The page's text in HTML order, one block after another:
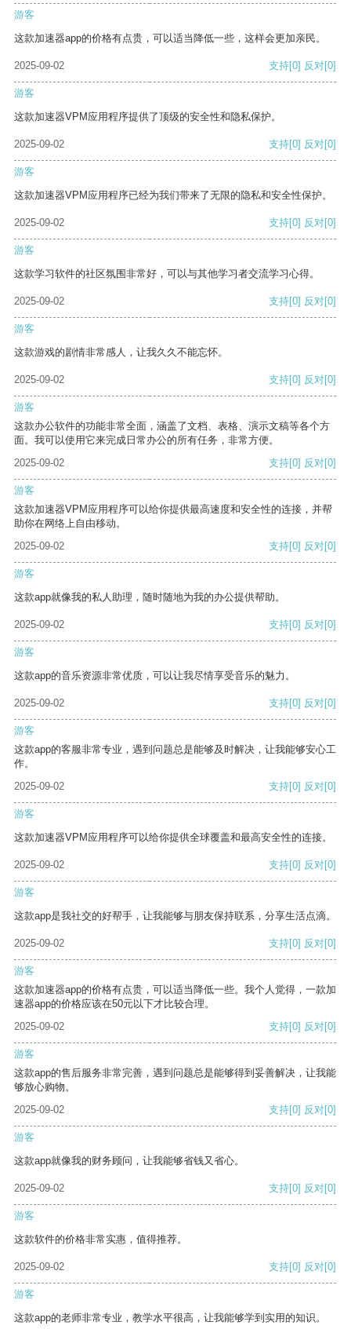
游客
这款加速器app的价格有点贵，可以适当降低一些，这样会更加亲民。
2025-09-02 支持[0] 反对[0]
游客
这款加速器VPM应用程序提供了顶级的安全性和隐私保护。
2025-09-02 支持[0] 反对[0]
游客
这款加速器VPM应用程序已经为我们带来了无限的隐私和安全性保护。
2025-09-02 支持[0] 反对[0]
游客
这款学习软件的社区氛围非常好，可以与其他学习者交流学习心得。
2025-09-02 支持[0] 反对[0]
游客
这款游戏的剧情非常感人，让我久久不能忘怀。
2025-09-02 支持[0] 反对[0]
游客
这款办公软件的功能非常全面，涵盖了文档、表格、演示文稿等各个方
面。我可以使用它来完成日常办公的所有任务，非常方便。
2025-09-02
支持[0] 反对[0]
游客
这款加速器VPM应用程序可以给你提供最高速度和安全性的连接，并帮
助你在网络上自由移动。
2025-09-02
支持[0] 反对[0]
游客
这款app就像我的私人助理，随时随地为我的办公提供帮助。
2025-09-02 支持[0] 反对[0]
游客
这款app的音乐资源非常优质，可以让我尽情享受音乐的魅力。
2025-09-02 支持[0] 反对[0]
游客
这款app的客服非常专业，遇到问题总是能够及时解决，让我能够安心工
作。
2025-09-02
支持[0] 反对[0]
游客
这款加速器VPM应用程序可以给你提供全球覆盖和最高安全性的连接。
2025-09-02 支持[0] 反对[0]
游客
这款app是我社交的好帮手，让我能够与朋友保持联系，分享生活点滴。
2025-09-02 支持[0] 反对[0]
游客
这款加速器app的价格有点贵，可以适当降低一些。我个人觉得，一款加
速器app的价格应该在50元以下才比较合理。
2025-09-02
支持[0] 反对[0]
游客
这款app的售后服务非常完善，遇到问题总是能够得到妥善解决，让我能
够放心购物。
2025-09-02
支持[0] 反对[0]
游客
这款app就像我的财务顾问，让我能够省钱又省心。
2025-09-02 支持[0] 反对[0]
游客
这款软件的价格非常实惠，值得推荐。
2025-09-02 支持[0] 反对[0]
游客
这款app的老师非常专业，教学水平很高，让我能够学到实用的知识。